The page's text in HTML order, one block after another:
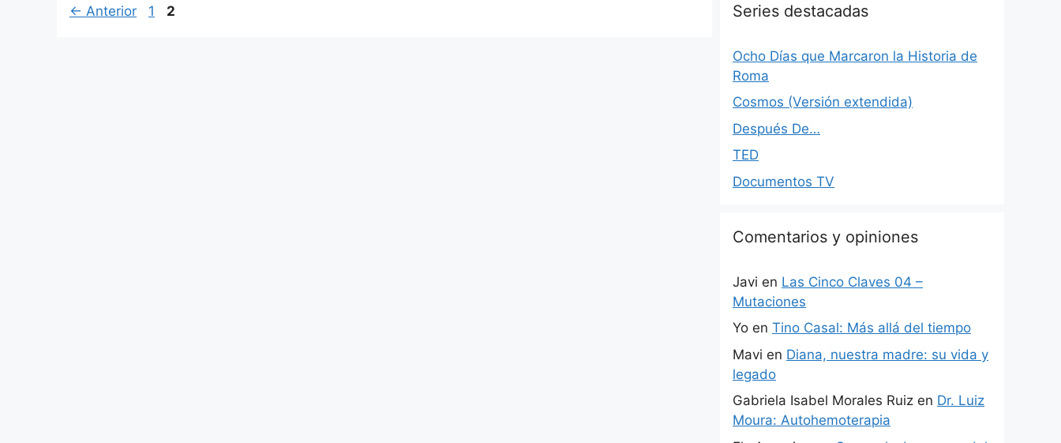
← Anterior Página
1 Página
2 Series destacadas
Ocho Días que Marcaron la Historia de
Roma
Cosmos (Versión extendida)
Después De…
TED
Documentos TV
Comentarios y opiniones
Javi en Las Cinco Claves 04 –
Mutaciones
Yo en Tino Casal: Más allá del tiempo
Mavi en Diana, nuestra madre: su vida y
legado
Gabriela Isabel Morales Ruiz en Dr. Luiz
Moura: Autohemoterapia